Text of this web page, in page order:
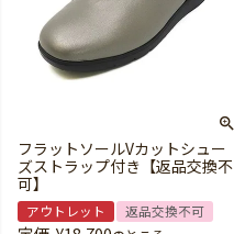
フラットソールVカットシュー
ズストラップ付き【返品交換不
可】
アウトレット 返品交換不可